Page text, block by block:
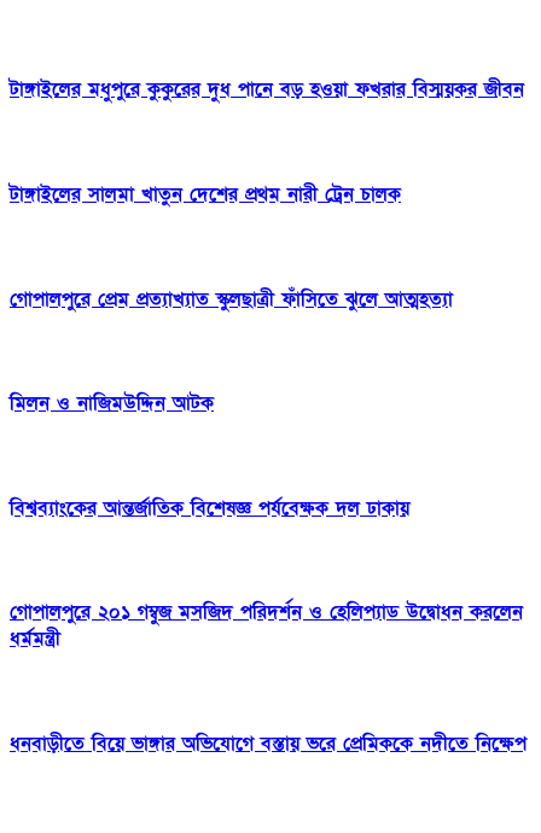
টাঙ্গাইলের মধুপুরে কুকুরের দুধ পানে বড় হওয়া ফখরার বিস্ময়কর জীবন
টাঙ্গাইলের সালমা খাতুন দেশের প্রথম নারী ট্রেন চালক
গোপালপুরে প্রেম প্রত্যাখ্যাত স্কুলছাত্রী ফাঁসিতে ঝুলে আত্মহত্যা
মিলন ও নাজিমউদ্দিন আটক
বিশ্বব্যাংকের আন্তর্জাতিক বিশেষজ্ঞ পর্যবেক্ষক দল ঢাকায়
গোপালপুরে ২০১ গম্বুজ মসজিদ পরিদর্শন ও হেলিপ্যাড উদ্বোধন করলেন
ধর্মমন্ত্রী
ধনবাড়ীতে বিয়ে ভাঙ্গার অভিযোগে বস্তায় ভরে প্রেমিককে নদীতে নিক্ষেপ